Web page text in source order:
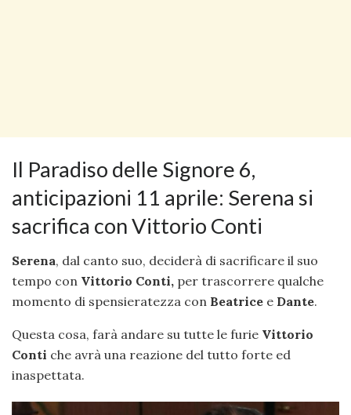
Il Paradiso delle Signore 6,
anticipazioni 11 aprile: Serena si
sacrifica con Vittorio Conti
Serena, dal canto suo, deciderà di sacrificare il suo
tempo con Vittorio Conti, per trascorrere qualche
momento di spensieratezza con Beatrice e Dante.
Questa cosa, farà andare su tutte le furie Vittorio
Conti che avrà una reazione del tutto forte ed
inaspettata.